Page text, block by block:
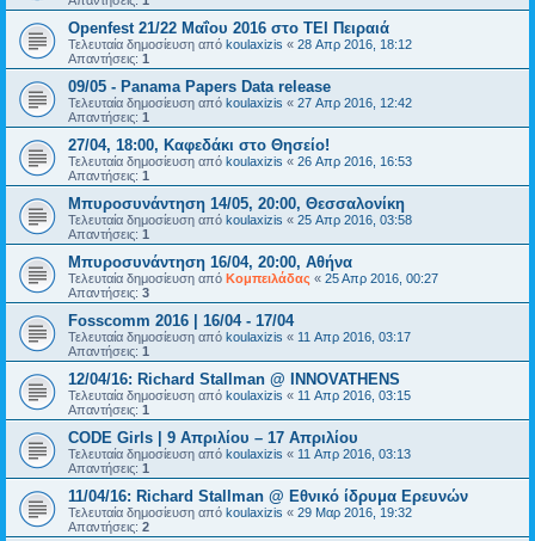
Openfest 21/22 Μαΐου 2016 στο TEI Πειραιά
Τελευταία δημοσίευση από koulaxizis « 28 Απρ 2016, 18:12
Απαντήσεις: 1
09/05 - Panama Papers Data release
Τελευταία δημοσίευση από koulaxizis « 27 Απρ 2016, 12:42
Απαντήσεις: 1
27/04, 18:00, Καφεδάκι στο Θησείο!
Τελευταία δημοσίευση από koulaxizis « 26 Απρ 2016, 16:53
Απαντήσεις: 1
Μπυροσυνάντηση 14/05, 20:00, Θεσσαλονίκη
Τελευταία δημοσίευση από koulaxizis « 25 Απρ 2016, 03:58
Απαντήσεις: 1
Μπυροσυνάντηση 16/04, 20:00, Αθήνα
Τελευταία δημοσίευση από Κομπειλάδας « 25 Απρ 2016, 00:27
Απαντήσεις: 3
Fosscomm 2016 | 16/04 - 17/04
Τελευταία δημοσίευση από koulaxizis « 11 Απρ 2016, 03:17
Απαντήσεις: 1
12/04/16: Richard Stallman @ INNOVATHENS
Τελευταία δημοσίευση από koulaxizis « 11 Απρ 2016, 03:15
Απαντήσεις: 1
CODE Girls | 9 Απριλίου – 17 Απριλίου
Τελευταία δημοσίευση από koulaxizis « 11 Απρ 2016, 03:13
Απαντήσεις: 1
11/04/16: Richard Stallman @ Εθνικό ίδρυμα Ερευνών
Τελευταία δημοσίευση από koulaxizis « 29 Μαρ 2016, 19:32
Απαντήσεις: 2